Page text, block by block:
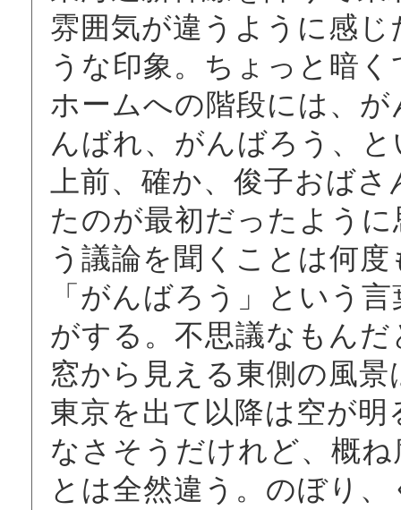
雰囲気が違うように感
うな印象。ちょっと暗
ホームへの階段には、
んばれ、がんばろう、
上前、確か、俊子おば
たのが最初だったよう
う議論を聞くことは何
「がんばろう」という
がする。不思議なもんだ
窓から見える東側の風
東京を出て以降は空が
なさそうだけれど、概
とは全然違う。のぼり